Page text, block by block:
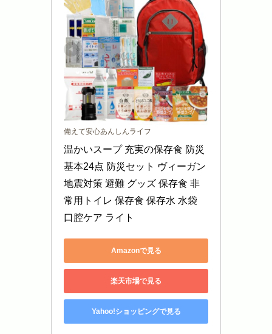
備えて安心あんしんライフ
温かいスープ 充実の保存食 防災
基本24点 防災セット ヴィーガン
地震対策 避難 グッズ 保存食 非
常用トイレ 保存食 保存水 水袋
口腔ケア ライト
Amazonで見る
楽天市場で見る
Yahoo!ショッピングで見る